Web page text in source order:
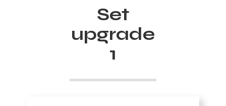
Set
upgrade
1